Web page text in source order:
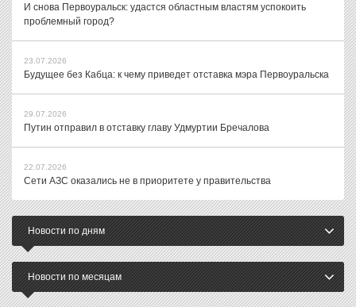
И снова Первоуральск: удастся областным властям успокоить
проблемный город?
23.07.2026
Будущее без Кабца: к чему приведет отставка мэра Первоуральска
29.07.2026
Путин отправил в отставку главу Удмуртии Бречалова
22.07.2026
Сети АЗС оказались не в приоритете у правительства
Новости по дням
Новости по месяцам